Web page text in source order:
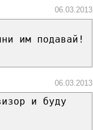
06.03.2013
им подавай!
06.03.2013
и буду